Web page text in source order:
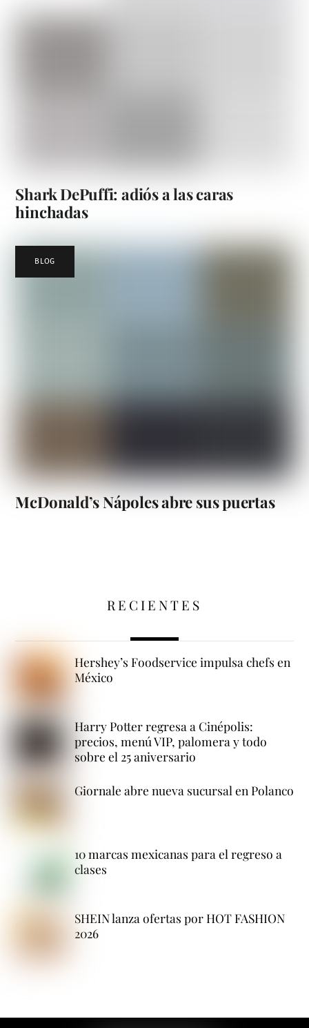
Shark DePuffi: adiós a las caras
hinchadas
BLOG
McDonald’s Nápoles abre sus puertas
RECIENTES
Hershey’s Foodservice impulsa chefs en
México
Harry Potter regresa a Cinépolis:
precios, menú VIP, palomera y todo
sobre el 25 aniversario
Giornale abre nueva sucursal en Polanco
10 marcas mexicanas para el regreso a
clases
SHEIN lanza ofertas por HOT FASHION
2026